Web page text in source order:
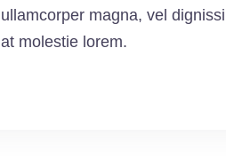
ullamcorper magna, vel
at molestie lorem.